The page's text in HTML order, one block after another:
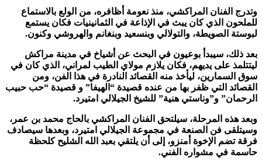
وتدرج الفنان المراكشي، منذ نعومة أظافره، من الولع بالاستماع
للملحون الذي كان يبث في الإذاعة في الثمانينيات فكان يستمع
لبوستة الصويطة، والتولالي وبنسعيد وبنغانم والهروشي وكنون.
بعد ذلك، سيبدأ بوعيون في البحث عن أشياخ في مدينة مراكش
ليتتلمذ على يديهم، فكان يلازم مولاي الطيب لمراني، الذي كان في
سوق السمارين، ليأخذ منه القصائد النادرة في هذا الفن، ومن
القصائد التي ظفر بها من عنده قصيدة “الهيفا” و قصيدة “حب حبيب
الرحمان” و”وناستي هنية” للشيخ الجيلالي امتيرد.
وبعد هذه المرحلة، سيلتحق الفنان المراكشي بالحاج محمد بن عمر،
وسيتلقى فن الصنعة في مجموعة الجيلالي امتيرد، وبعدها سيصادف
فرقة تضم الإخوة أمنزو، إلى أن يلتقي بعبد الله الشليح كلحظة
حاسمة في مشواره الفني.